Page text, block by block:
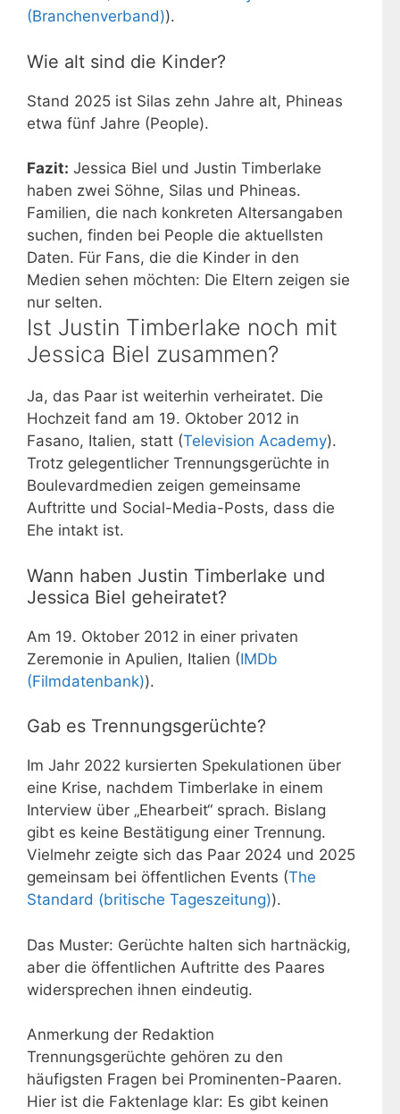
(Branchenverband)).
Wie alt sind die Kinder?
Stand 2025 ist Silas zehn Jahre alt, Phineas
etwa fünf Jahre (People).
Fazit: Jessica Biel und Justin Timberlake
haben zwei Söhne, Silas und Phineas.
Familien, die nach konkreten Altersangaben
suchen, finden bei People die aktuellsten
Daten. Für Fans, die die Kinder in den
Medien sehen möchten: Die Eltern zeigen sie
nur selten.
Ist Justin Timberlake noch mit
Jessica Biel zusammen?
Ja, das Paar ist weiterhin verheiratet. Die
Hochzeit fand am 19. Oktober 2012 in
Fasano, Italien, statt (Television Academy).
Trotz gelegentlicher Trennungsgerüchte in
Boulevardmedien zeigen gemeinsame
Auftritte und Social-Media-Posts, dass die
Ehe intakt ist.
Wann haben Justin Timberlake und
Jessica Biel geheiratet?
Am 19. Oktober 2012 in einer privaten
Zeremonie in Apulien, Italien (IMDb
(Filmdatenbank)).
Gab es Trennungsgerüchte?
Im Jahr 2022 kursierten Spekulationen über
eine Krise, nachdem Timberlake in einem
Interview über „Ehearbeit“ sprach. Bislang
gibt es keine Bestätigung einer Trennung.
Vielmehr zeigte sich das Paar 2024 und 2025
gemeinsam bei öffentlichen Events (The
Standard (britische Tageszeitung)).
Das Muster: Gerüchte halten sich hartnäckig,
aber die öffentlichen Auftritte des Paares
widersprechen ihnen eindeutig.
Anmerkung der Redaktion
Trennungsgerüchte gehören zu den
häufigsten Fragen bei Prominenten-Paaren.
Hier ist die Faktenlage klar: Es gibt keinen